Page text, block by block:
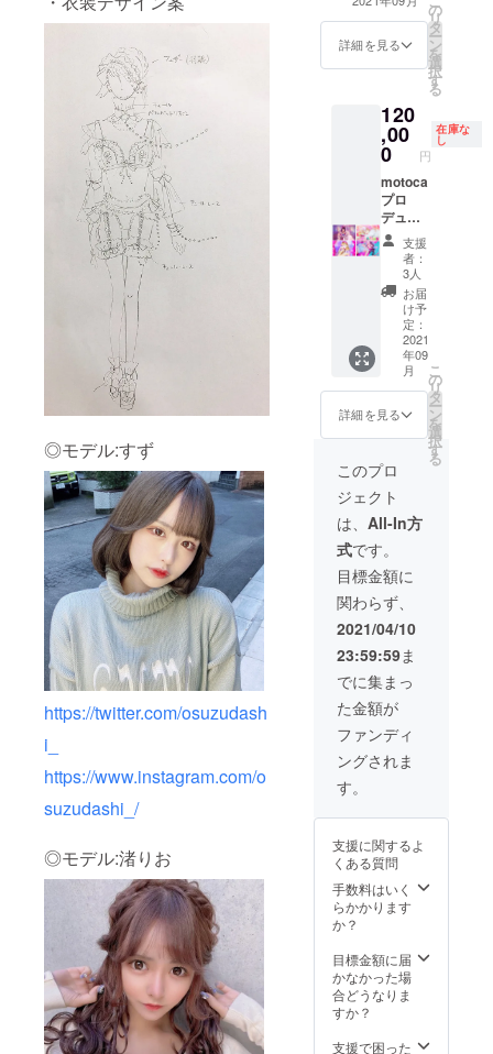
◎モデル:すず
https://twitter.com/osuzudash
i_
https://www.instagram.com/o
suzudashi_/
◎モデル:渚りお
て頂い
ていま
すので
別人級
(希望し
ないこ
タッチ
し、後
日デー
タでお
渡しし
ます。※
後から
の顔面
の加工
具合の
変更は
出来ま
せん、
またご
自身で
の追加
の加工
はお断
ていま
すので
ご了承
くださ
い。
ディ
ネート
し、ヘ
枚まで
撮影、
別人級
(希望し
ないこ
とも可
能)に可
愛くレ
タッチ
し、 後
日デー
タでお
渡しし
ます。
撮影時
期に期
限はあ
りませ
顔面の
加工具
合の変
更は出
来ませ
ん、ま
たご自
身での
追加の
加工は
お断り
させて
頂いて
います
のでご
了承く
ださ
い。
～22時半、 下着
の衣装で参加で
きる女性の方限
代と手数料を引
いた額を返金さ
せて頂きます）
で撮影にエキス
トラ(顔は殆ど写
りません)として
参加して頂けま
す。
詳細を見る
の
リ
タ
ー
ン
を
選
択
す
る
120
,00
0 円
在庫な
し
motoca
プロ
デュー
ス撮影
体験付
きラン
ジェ
リー百
合写真
集(ブロ
マイド
付き) ご
支援頂
いた方
に合わ
せて背
景をセ
レクト
し、
motoca
が衣装
をコー
ディ
ネート
し、ヘ
アメイ
クを
し、 4
枚まで
撮影、
別人級
(希望し
ないこ
とも可
タッチ
日デー
タでお
渡しし
ます。
撮影時
限はあ
りませ
ん。※後
からの
加工具
支援
者：
3人
お届
け予
定：
2021
年09
月
詳細を見る
こ
の
リ
タ
ー
ン
を
選
択
す
る
このプロ
ジェクト
は、 All-In方
式です。
目標金額に
関わらず、
2021/04/10
23:59:59ま
でに集まっ
た金額が
ファンディ
ングされま
す。
支援に関するよ
くある質問
手数料はいく
らかかります
か？
目標金額に届
かなかった場
合どうなりま
すか？
支援で困った